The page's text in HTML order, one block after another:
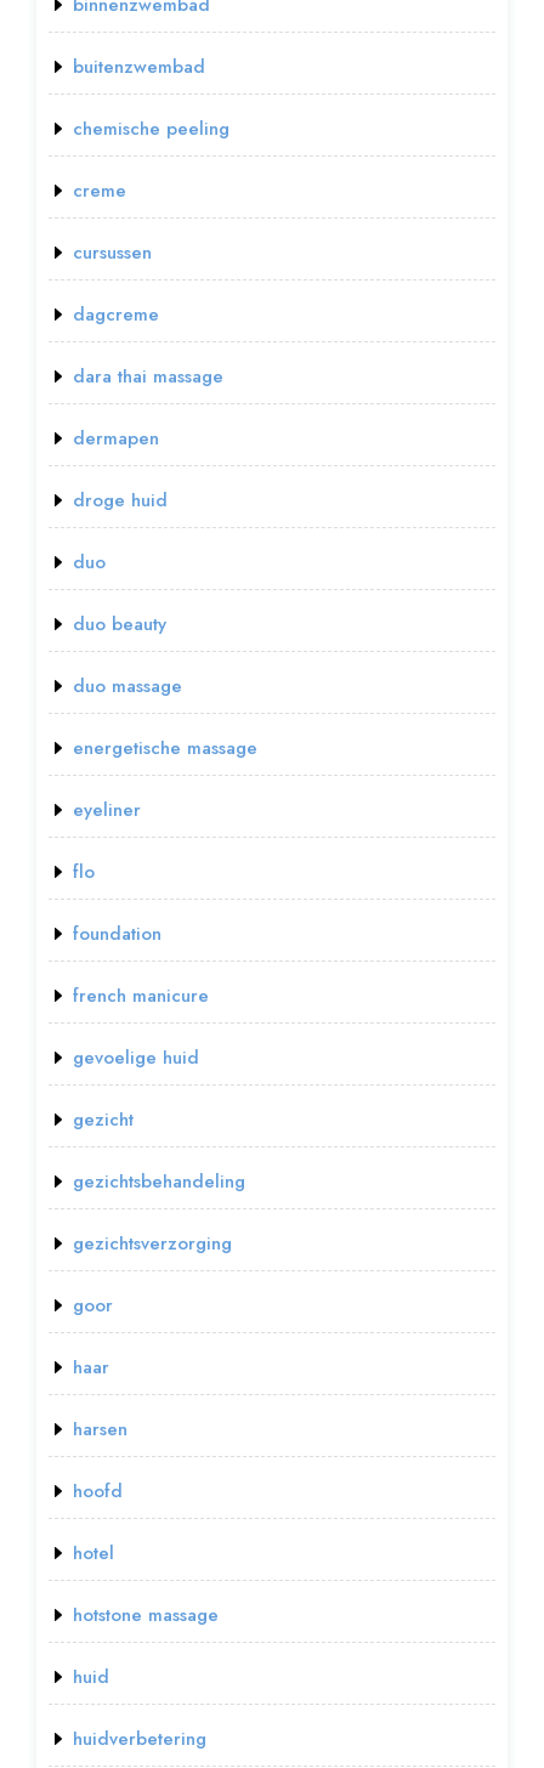
buitenzwembad
chemische peeling
creme
cursussen
dagcreme
dara thai massage
dermapen
droge huid
duo
duo beauty
duo massage
energetische massage
eyeliner
flo
foundation
french manicure
gevoelige huid
gezicht
gezichtsbehandeling
gezichtsverzorging
goor
haar
harsen
hoofd
hotel
hotstone massage
huid
huidverbetering